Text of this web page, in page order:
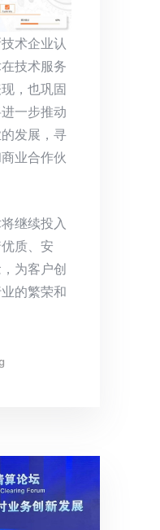
术企业认
技术服务
，也巩固
一步推动
发展，寻
业合作伙
继续投入
质、安
为客户创
的繁荣和